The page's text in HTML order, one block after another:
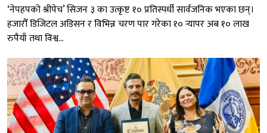
‘नेपहपको श्रीपेच’ सिजन ३ का उत्कृष्ट १० प्रतिस्पर्धी सार्वजनिक भएका छन्।
हजारौँ डिजिटल अडिसन र विभिन्न चरण पार गरेका १० र्‍यापर अब १० लाख
रुपैयाँ तथा विश्व...